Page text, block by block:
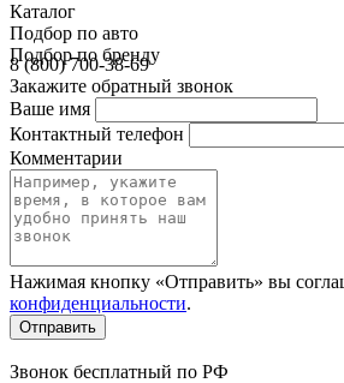
Каталог
Подбор по авто
Подбор по бренду
8 (800) 700-38-69
Закажите обратный звонок
Ваше имя
Контактный телефон
Комментарии
Нажимая кнопку «Отправить» вы
конфиденциальности.
Звонок бесплатный по РФ